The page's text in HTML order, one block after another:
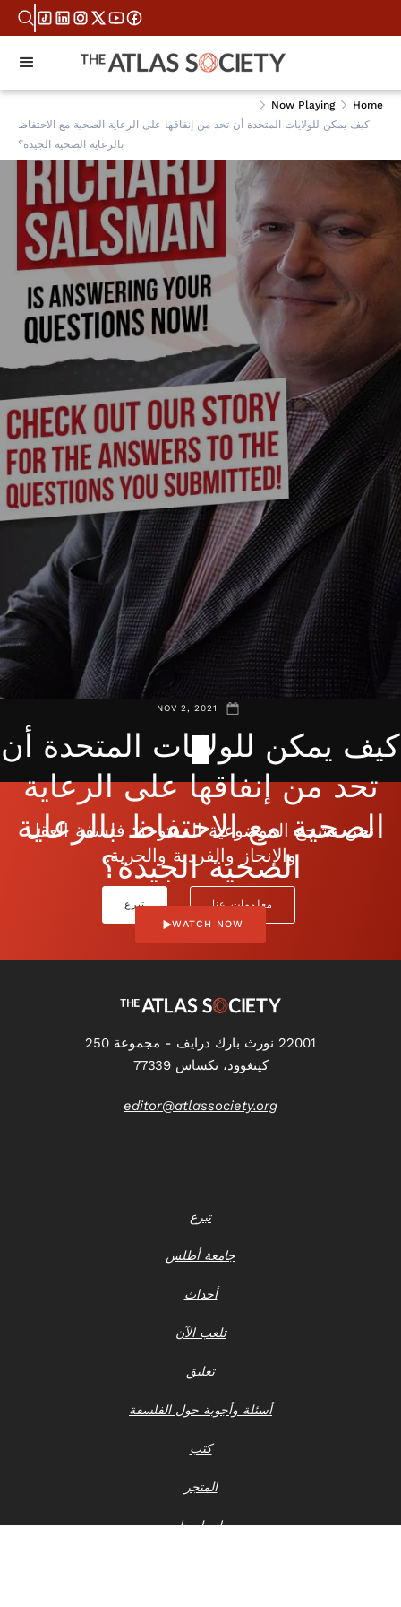
NOV 2, 2021
كيف يمكن للولايات المتحدة أن
تحد من إنفاقها على الرعاية
الصحية مع الاحتفاظ بالرعاية
الصحية الجيدة؟
WATCH NOW
Home
Now Playing
كيف يمكن للولايات المتحدة أن تحد من إنفاقها على الرعاية الصحية مع الاحتفاظ
بالرعاية الصحية الجيدة؟
نحن نشجع الموضوعية المفتوحة: فلسفة العقل
والإنجاز والفردية والحرية.
معلومات عنا تبرع
22001 نورث بارك درايف - مجموعة 250
كينغوود، تكساس 77339
editor@atlassociety.org
تبرع
جامعة أطلس
أحداث
تلعب الآن
تعليق
أسئلة وأجوبة حول الفلسفة
كتب
المتجر
اتصل بنا